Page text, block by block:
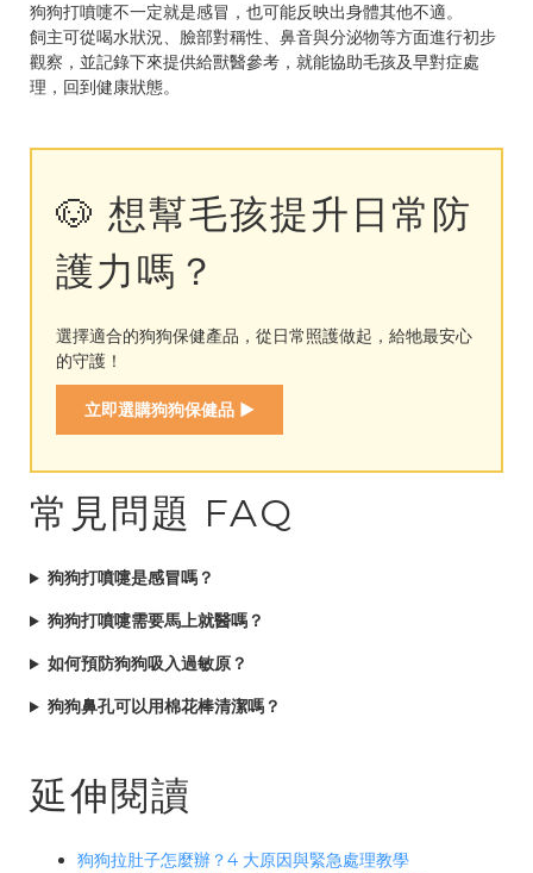
狗狗打噴嚏不一定就是感冒，也可能反映出身體其他不適。
飼主可從喝水狀況、臉部對稱性、鼻音與分泌物等方面進行初步
觀察，並記錄下來提供給獸醫參考，就能協助毛孩及早對症處
理，回到健康狀態。
🐶 想幫毛孩提升日常防
護力嗎？
選擇適合的狗狗保健產品，從日常照護做起，給牠最安心
的守護！
立即選購狗狗保健品 ▶
常見問題 FAQ
狗狗打噴嚏是感冒嗎？
狗狗打噴嚏需要馬上就醫嗎？
如何預防狗狗吸入過敏原？
狗狗鼻孔可以用棉花棒清潔嗎？
延伸閱讀
狗狗拉肚子怎麼辦？4 大原因與緊急處理教學